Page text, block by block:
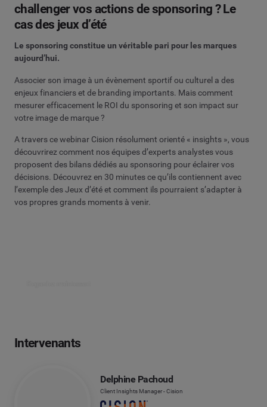
challenger vos actions de sponsoring ? Le
cas des jeux d’été
Le sponsoring constitue un véritable pari pour les marques
aujourd’hui.
Associer son image à un évènement sportif ou culturel a des
enjeux financiers et de branding importants. Mais comment
mesurer efficacement le ROI du sponsoring et son impact sur
votre image de marque ?
A travers ce webinar Cision résolument orienté « insights », vous
découvrirez comment nos équipes d’experts analystes vous
proposent des bilans dédiés au sponsoring pour éclairer vos
décisions. Découvrez en 30 minutes ce qu’ils contiennent avec
l’exemple des Jeux d’été et comment ils pourraient s’adapter à
vos propres grands moments à venir.
Intervenants
Delphine Pachoud
Client Insights Manager - Cision